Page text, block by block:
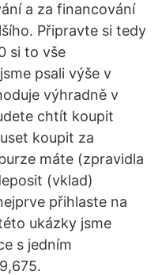
a za financování
Připravte si tedy
si to vše
psali výše v
výhradně v
chtít koupit
koupit za
máte (zpravidla
(vklad)
přihlaste na
ukázky jsme
s jedním